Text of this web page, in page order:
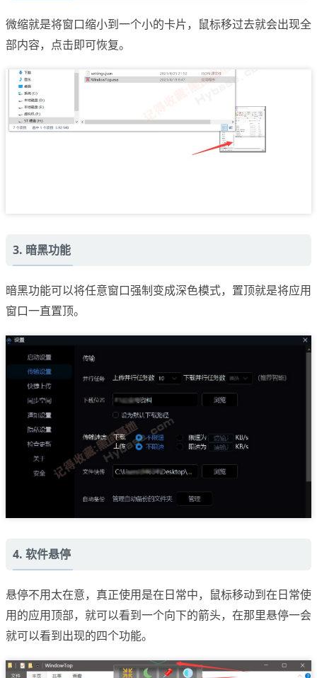
微缩就是将窗口缩小到一个小的卡片，鼠标移过去就会出现全
部内容，点击即可恢复。
3. 暗黑功能
暗黑功能可以将任意窗口强制变成深色模式，置顶就是将应用
窗口一直置顶。
4. 软件悬停
悬停不用太在意，真正使用是在日常中，鼠标移动到在日常使
用的应用顶部，就可以看到一个向下的箭头，在那里悬停一会
就可以看到出现的四个功能。